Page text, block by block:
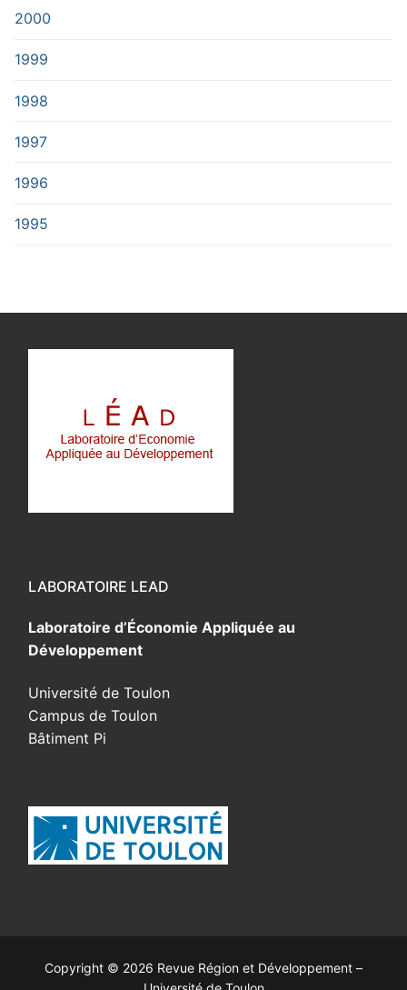
2000
1999
1998
1997
1996
1995
LABORATOIRE LEAD
Laboratoire d’Économie Appliquée au
Développement
Université de Toulon
Campus de Toulon
Bâtiment Pi
Copyright © 2026 Revue Région et Développement –